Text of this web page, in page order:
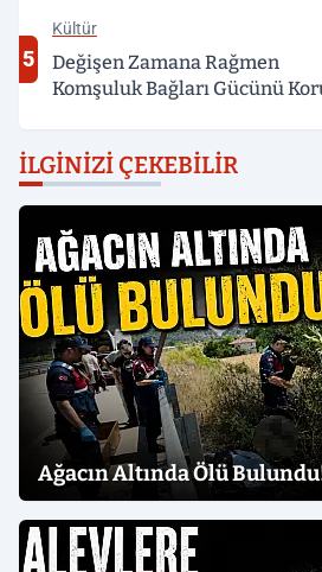
5
Kültür
Değişen Zamana Rağmen
Komşuluk Bağları Gücünü
İLGINIZI ÇEKEBILIR
Ağacın Altında Ölü